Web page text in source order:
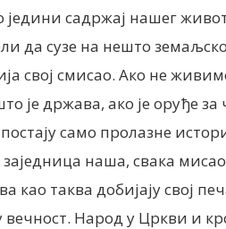
садржај нашег
да сузе на нешто
свој смисао. Ако не
је држава, ако је оруђе
само пролазне
наша, свака мисао,
таква добијају свој
Народ у Цркви и